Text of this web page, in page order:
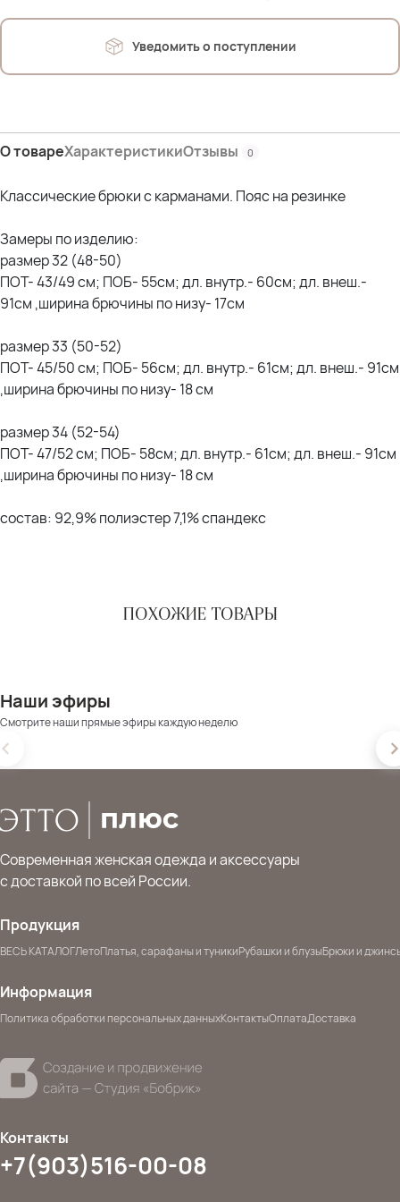
Уведомить о поступлении
О товареХарактеристикиОтзывы 0
Классические брюки с карманами. Пояс на резинке
Замеры по изделию:
размер 32 (48-50)
ПОТ- 43/49 см; ПОБ- 55см; дл. внутр.- 60см; дл. внеш.-
91см ,ширина брючины по низу- 17см
размер 33 (50-52)
ПОТ- 45/50 см; ПОБ- 56см; дл. внутр.- 61см; дл. внеш.- 91см
,ширина брючины по низу- 18 см
размер 34 (52-54)
ПОТ- 47/52 см; ПОБ- 58см; дл. внутр.- 61см; дл. внеш.- 91см
,ширина брючины по низу- 18 см
состав: 92,9% полиэстер 7,1% спандекс
ПОХОЖИЕ ТОВАРЫ
Наши эфиры
Смотрите наши прямые эфиры каждую неделю
Современная женская одежда и аксессуары
с доставкой по всей России.
Продукция
ВЕСЬ КАТАЛОГЛетоПлатья, сарафаны и туникиРубашки и блузыБрюки и
Информация
Политика обработки персональных данныхКонтактыОплатаДоставка
Контакты
+7(903)516-00-08